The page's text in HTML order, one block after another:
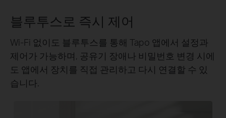
블루투스로 즉시 제어
Wi-Fi 없이도 블루투스를 통해 Tapo 앱에서 설정과
제어가 가능하며, 공유기 장애나 비밀번호 변경 시에
도 앱에서 장치를 직접 관리하고 다시 연결할 수 있
습니다.